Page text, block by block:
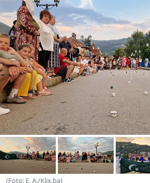
(Foto: E. A./Klix.ba)